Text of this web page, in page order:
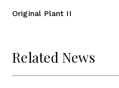
Original Plant II
Related News